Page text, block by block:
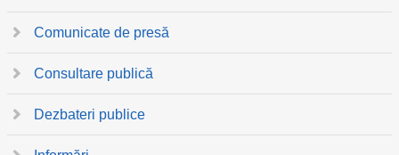
Comunicate de presă
Consultare publică
Dezbateri publice